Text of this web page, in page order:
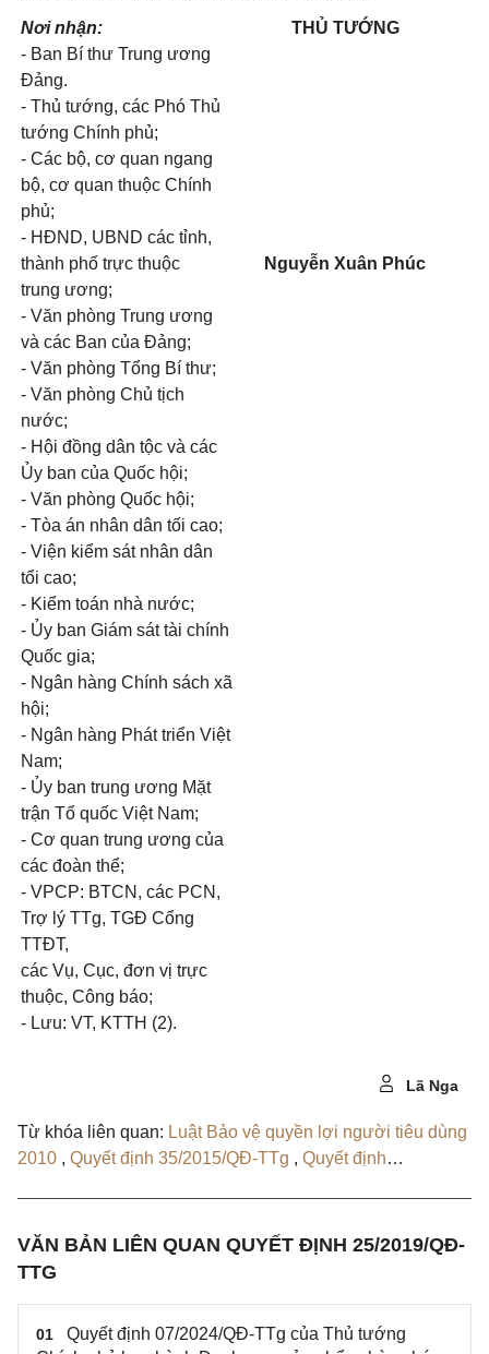
Nơi nhận:
- Ban Bí thư Trung ương
Đảng.
- Thủ tướng, các Phó Thủ
tướng Chính phủ;
- Các bộ, cơ quan ngang
bộ, cơ quan thuộc Chính
phủ;
- HĐND, UBND các tỉnh,
thành phố trực thuộc
trung ương;
- Văn phòng Trung ương
và các Ban của Đảng;
- Văn phòng Tổng Bí thư;
- Văn phòng Chủ tịch
nước;
- Hội đồng dân tộc và các
Ủy ban của Quốc hội;
- Văn phòng Quốc hội;
- Tòa án nhân dân tối cao;
- Viện kiểm sát nhân dân
tổi cao;
- Kiểm toán nhà nước;
- Ủy ban Giám sát tài chính
Quốc gia;
- Ngân hàng Chính sách xã
hội;
- Ngân hàng Phát triển Việt
Nam;
- Ủy ban trung ương Mặt
trận Tổ quốc Việt Nam;
- Cơ quan trung ương của
các đoàn thể;
- VPCP: BTCN, các PCN,
Trợ lý TTg, TGĐ Cổng
TTĐT,
các Vụ, Cục, đơn vị trực
thuộc, Công báo;
- Lưu: VT, KTTH (2).
THỦ TƯỚNG
Nguyễn Xuân Phúc
Lã Nga
Từ khóa liên quan: Luật Bảo vệ quyền lợi người tiêu dùng
2010 , Quyết định 35/2015/QĐ-TTg , Quyết định
VĂN BẢN LIÊN QUAN QUYẾT ĐỊNH 25/2019/QĐ-
TTG
01
Quyết định 07/2024/QĐ-TTg của Thủ tướng